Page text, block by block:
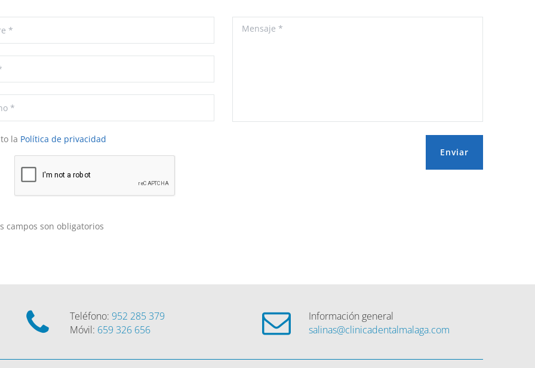
la Política de privacidad
campos son obligatorios
Enviar
Teléfono: 952 285 379
Móvil: 659 326 656
Información general
salinas@clinicadentalmalaga.com